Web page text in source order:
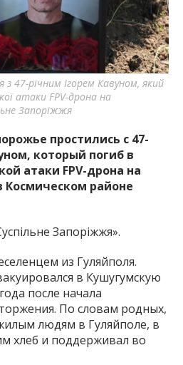
47-річним Ігорем Кавуном, який
атаки FPV-дрона на
Запоріжжя
простились с 47-
который погиб в
атаки FPV-дрона на
Космическом районе
Запоріжжя».
из Гуляйполя.
в Кушугумскую
после начала
По словам родных,
людям в Гуляйполе, в
хлеб и поддерживал во